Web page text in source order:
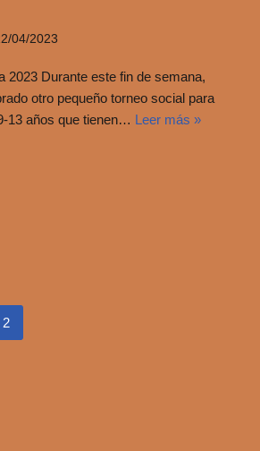
04/2023
2023 Durante este fin de semana,
otro pequeño torneo social para
13 años que tienen… Leer más »
2